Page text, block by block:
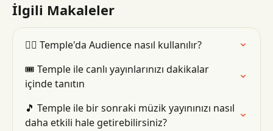
İlgili Makaleler
👯‍♂️ Temple'da Audience nasıl kullanılır?
🎟 Temple ile canlı yayınlarınızı dakikalar
içinde tanıtın
🎵 Temple ile bir sonraki müzik yayınınızı nasıl
daha etkili hale getirebilirsiniz?